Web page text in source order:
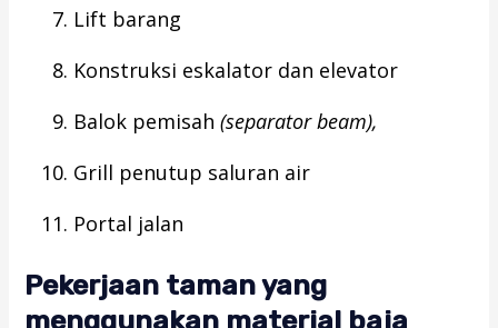
Lift barang
Konstruksi eskalator dan elevator
Balok pemisah(separator beam),
Grill penutup saluran air
Portal jalan
Pekerjaan taman yang
menggunakan material baja